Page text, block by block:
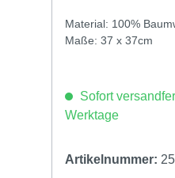
Material: 100%
Maße: 37 x 37cm
Sofort
Werktage
Artikelnummer: